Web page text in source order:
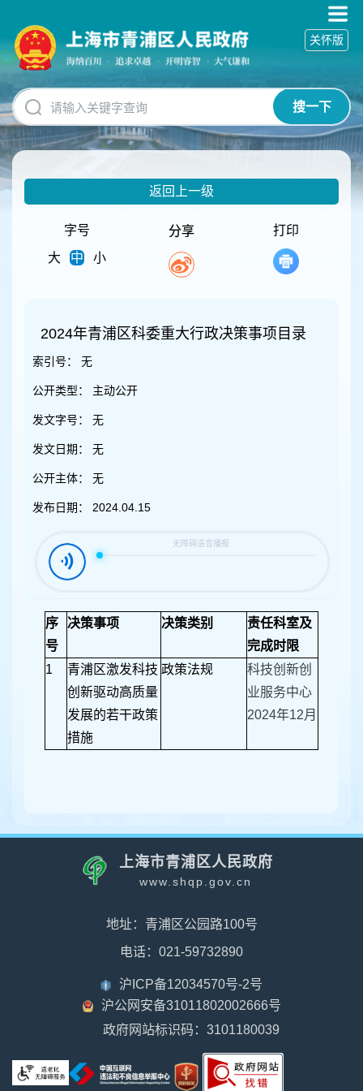
碍
操
明
跳
转
到
网
搜一下
关怀版
返回上一级
字号
大
中 小
分享 打印
2024年青浦区科委重大行政决策事项目录
索引号： 无
公开类型： 主动公开
发文字号： 无
发文日期： 无
公开主体： 无
发布日期： 2024.04.15
序
号
决策事项 决策类别
责任科室及
完成时限
1
青浦区激发科技
创新驱动高质量
发展的若干政策
措施
政策法规
科技创新创
业服务中心
2024年12月
上海市青浦区人民政府
www.shqp.gov.cn
地址：青浦区公园路100号
电话：021-59732890
沪ICP备12034570号-2号
沪公网安备31011802002666号
政府网站标识码：3101180039